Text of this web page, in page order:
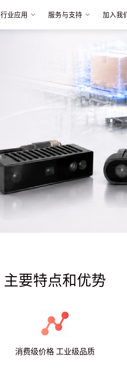
行业应用 服务与支持 加入我
主要特点和优势
消费级价格 工业级品质